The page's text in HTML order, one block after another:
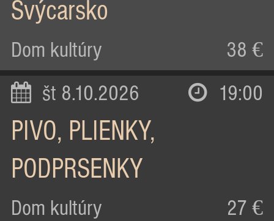
Švýcarsko
Dom kultúry 38 €
št 8.10.2026 19:00
PIVO, PLIENKY,
PODPRSENKY
Dom kultúry 27 €